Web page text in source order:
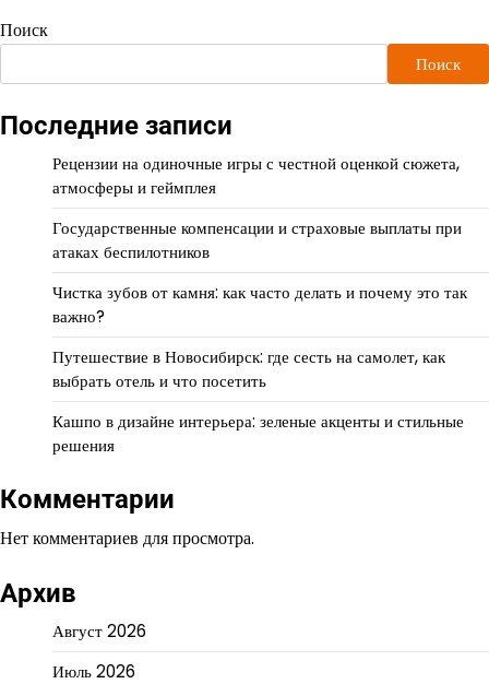
Поиск
Поиск
Последние записи
Рецензии на одиночные игры с честной оценкой сюжета,
атмосферы и геймплея
Государственные компенсации и страховые выплаты при
атаках беспилотников
Чистка зубов от камня: как часто делать и почему это так
важно?
Путешествие в Новосибирск: где сесть на самолет, как
выбрать отель и что посетить
Кашпо в дизайне интерьера: зеленые акценты и стильные
решения
Комментарии
Нет комментариев для просмотра.
Архив
Август 2026
Июль 2026